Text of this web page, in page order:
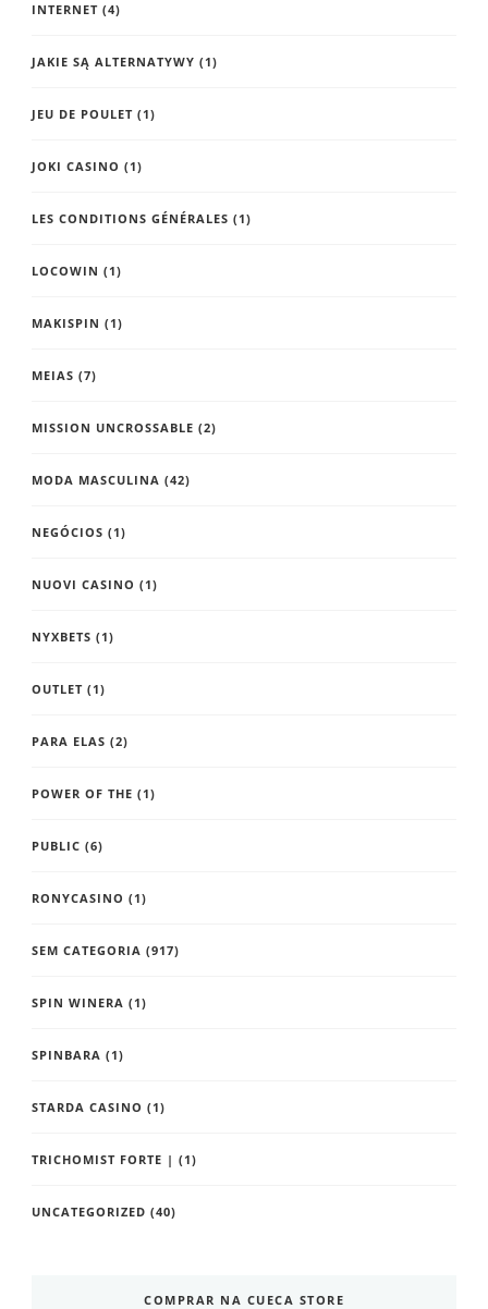
INTERNET (4)
JAKIE SĄ ALTERNATYWY (1)
JEU DE POULET (1)
JOKI CASINO (1)
LES CONDITIONS GÉNÉRALES (1)
LOCOWIN (1)
MAKISPIN (1)
MEIAS (7)
MISSION UNCROSSABLE (2)
MODA MASCULINA (42)
NEGÓCIOS (1)
NUOVI CASINO (1)
NYXBETS (1)
OUTLET (1)
PARA ELAS (2)
POWER OF THE (1)
PUBLIC (6)
RONYCASINO (1)
SEM CATEGORIA (917)
SPIN WINERA (1)
SPINBARA (1)
STARDA CASINO (1)
TRICHOMIST FORTE | (1)
UNCATEGORIZED (40)
COMPRAR NA CUECA STORE